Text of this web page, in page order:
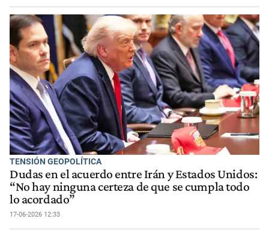
TENSIÓN GEOPOLÍTICA
Dudas en el acuerdo entre Irán y Estados Unidos:
“No hay ninguna certeza de que se cumpla todo
lo acordado”
17-06-2026 12:33